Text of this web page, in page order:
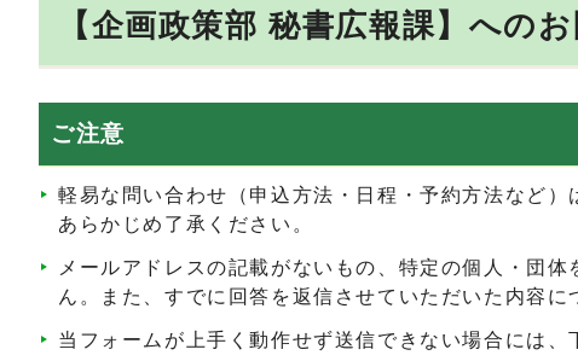
【企画政策部 秘書広報課】への
ご注意
軽易な問い合わせ（申込方法・日程・予約方法など
あらかじめ了承ください。
メールアドレスの記載がないもの、特定の個人・団
ん。また、すでに回答を返信させていただいた内容
当フォームが上手く動作せず送信できない場合には